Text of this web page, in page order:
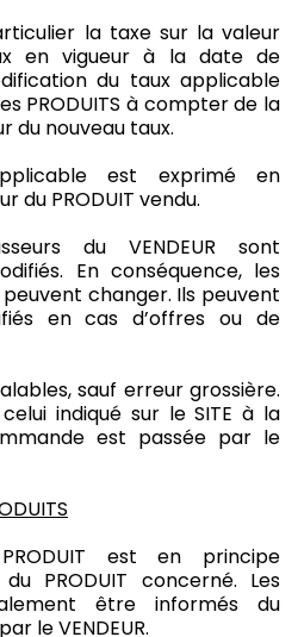
la taxe sur la valeur
en vigueur à la date de
du taux applicable
PRODUITS à compter de la
du nouveau taux.
est exprimé en
du PRODUIT vendu.
du VENDEUR sont
En conséquence, les
peuvent changer. Ils peuvent
en cas d’offres ou de
sauf erreur grossière.
indiqué sur le SITE à la
est passée par le
PRODUIT est en principe
PRODUIT concerné. Les
être informés du
le VENDEUR.